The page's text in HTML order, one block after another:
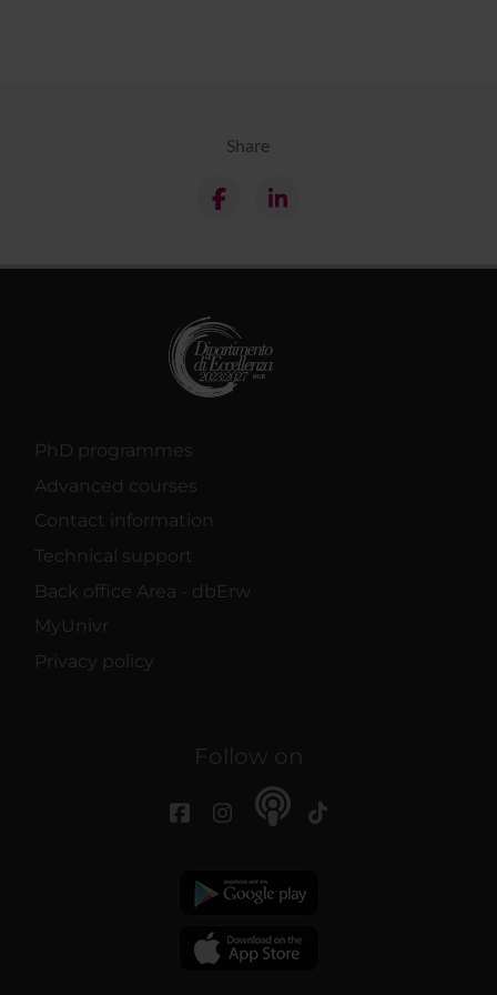
Share
PhD programmes
Advanced courses
Contact information
Technical support
Back office Area - dbErw
MyUnivr
Privacy policy
Follow on